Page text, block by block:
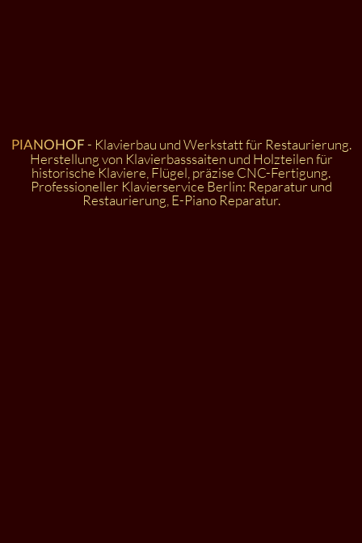
PIANOHOF - Klavierbau und Werkstatt für Restaurierung.
Herstellung von Klavierbasssaiten und Holzteilen für
historische Klaviere, Flügel, präzise CNC-Fertigung.
Professioneller Klavierservice Berlin: Reparatur und
Restaurierung, E-Piano Reparatur.